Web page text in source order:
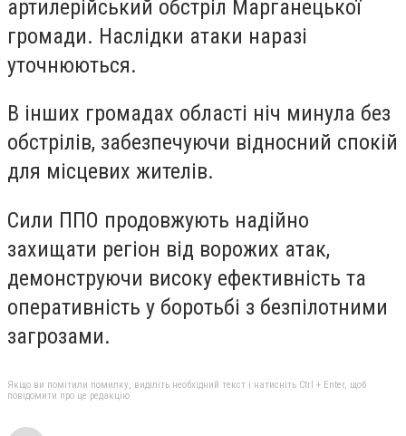
артилерійський обстріл Марганецької
громади. Наслідки атаки наразі
уточнюються.
В інших громадах області ніч минула без
обстрілів, забезпечуючи відносний спокій
для місцевих жителів.
Сили ППО продовжують надійно
захищати регіон від ворожих атак,
демонструючи високу ефективність та
оперативність у боротьбі з безпілотними
загрозами.
Якщо ви помітили помилку, виділіть необхідний текст і натисніть Ctrl + Enter, щоб
повідомити про це редакцію